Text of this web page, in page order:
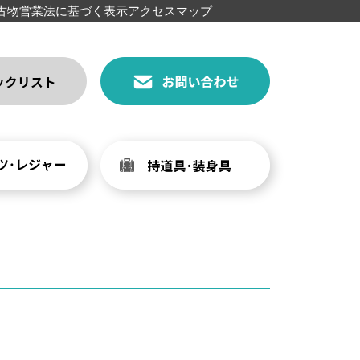
物営業法に基づく表示アクセスマップ